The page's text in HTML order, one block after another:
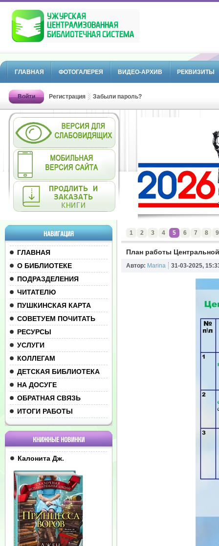
ГЛАВНАЯ ФОТОГАЛЕРЕЯ ВИДЕО-АРХИВ РЕКВИЗИТЫ
Войти Регистрация Забыли пароль?
НАВИГАЦИЯ
ГЛАВНАЯ
О БИБЛИОТЕКЕ
ПОДРАЗДЕЛЕНИЯ
ЧИТАТЕЛЮ
ПУШКИНСКАЯ КАРТА
СОВЕТУЕМ ПОЧИТАТЬ
РЕСУРСЫ
УСЛУГИ
КОЛЛЕГАМ
ДЕТСКАЯ БИБЛИОТЕКА
НА ДОСУГЕ
ОБРАТНАЯ СВЯЗЬ
ИТОГИ РАБОТЫ
КНИЖНЫЕ НОВИНКИ
Калонита Дж.
1 2 3 4 5 6 7 8 9
План работы
Автор: Marina 31-03-2025,